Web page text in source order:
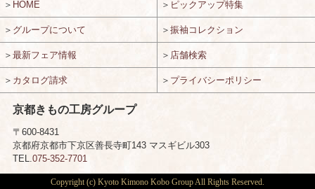
＞ HOME ＞ ピックアップ特集
＞ グループについて ＞ 振袖コレクション
＞ 最新フェア情報 ＞ 店舗検索
＞ カタログ請求 ＞ プライバシーポリシー
京都きもの工房グループ
〒600-8431
京都府京都市下京区善長寺町143 マスギビル303
TEL.075-352-7701
Copyright (c) Kyoto Kimono Kobo Group All Rights Reserved.